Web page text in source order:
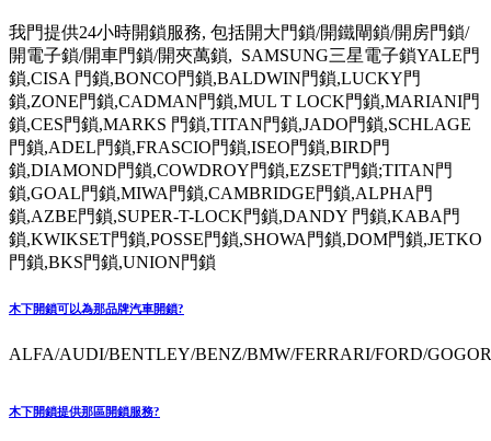
我門提供24小時開鎖服務, 包括開大門鎖/開鐵閘鎖/開房門鎖/
開電子鎖/開車門鎖/開夾萬鎖, SAMSUNG三星電子鎖YALE門
鎖,CISA 門鎖,BONCO門鎖,BALDWIN門鎖,LUCKY門
鎖,ZONE門鎖,CADMAN門鎖,MUL T LOCK門鎖,MARIANI門
鎖,CES門鎖,MARKS 門鎖,TITAN門鎖,JADO門鎖,SCHLAGE
門鎖,ADEL門鎖,FRASCIO門鎖,ISEO門鎖,BIRD門
鎖,DIAMOND門鎖,COWDROY門鎖,EZSET門鎖;TITAN門
鎖,GOAL門鎖,MIWA門鎖,CAMBRIDGE門鎖,ALPHA門
鎖,AZBE門鎖,SUPER-T-LOCK門鎖,DANDY 門鎖,KABA門
鎖,KWIKSET門鎖,POSSE門鎖,SHOWA門鎖,DOM門鎖,JETKO
門鎖,BKS門鎖,UNION門鎖
木下開鎖可以為那品牌汽車開鎖?
ALFA/AUDI/BENTLEY/BENZ/BMW/FERRARI/FORD/
木下開鎖提供那區開鎖服務?